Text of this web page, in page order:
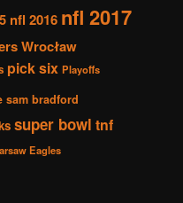
nfl 2016 nfl 2017
Wrocław
pick six Playoffs
sam bradford
super bowl tnf
Eagles